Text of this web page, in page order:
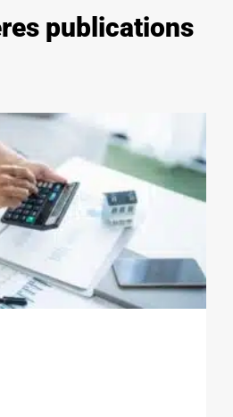
publications